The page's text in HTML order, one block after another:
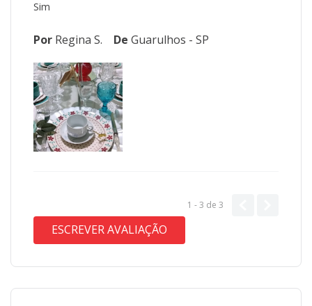
Sim
Por Regina S. De Guarulhos - SP
1 - 3 de 3
ESCREVER AVALIAÇÃO